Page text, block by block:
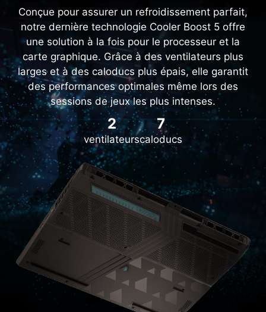
Conçue pour assurer un refroidissement parfait,
notre dernière technologie Cooler Boost 5 offre
une solution à la fois pour le processeur et la
carte graphique. Grâce à des ventilateurs plus
larges et à des caloducs plus épais, elle garantit
des performances optimales même lors des
sessions de jeux les plus intenses.
2
ventilateurs
7
caloducs